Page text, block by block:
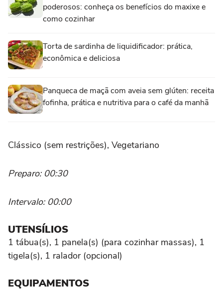
poderosos: conheça os benefícios do maxixe e
como cozinhar
Torta de sardinha de liquidificador: prática,
econômica e deliciosa
Panqueca de maçã com aveia sem glúten: receita
fofinha, prática e nutritiva para o café da manhã
Clássico (sem restrições), Vegetariano
Preparo: 00:30
Intervalo: 00:00
UTENSÍLIOS
1 tábua(s), 1 panela(s) (para cozinhar massas), 1
tigela(s), 1 ralador (opcional)
EQUIPAMENTOS